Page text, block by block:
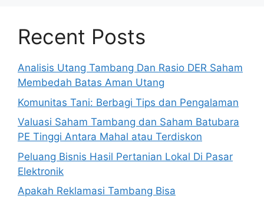
Recent Posts
Analisis Utang Tambang Dan Rasio DER Saham
Membedah Batas Aman Utang
Komunitas Tani: Berbagi Tips dan Pengalaman
Valuasi Saham Tambang dan Saham Batubara
PE Tinggi Antara Mahal atau Terdiskon
Peluang Bisnis Hasil Pertanian Lokal Di Pasar
Elektronik
Apakah Reklamasi Tambang Bisa